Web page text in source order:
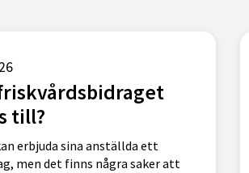
till?
erbjuda sina anställda ett
men det finns några saker att